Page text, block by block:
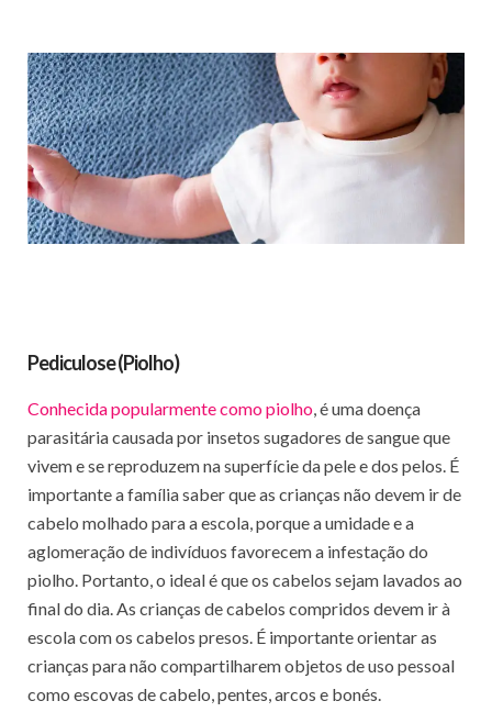
Pediculose (Piolho)
Conhecida popularmente como piolho, é uma doença
parasitária causada por insetos sugadores de sangue que
vivem e se reproduzem na superfície da pele e dos pelos. É
importante a família saber que as crianças não devem ir de
cabelo molhado para a escola, porque a umidade e a
aglomeração de indivíduos favorecem a infestação do
piolho. Portanto, o ideal é que os cabelos sejam lavados ao
final do dia. As crianças de cabelos compridos devem ir à
escola com os cabelos presos. É importante orientar as
crianças para não compartilharem objetos de uso pessoal
como escovas de cabelo, pentes, arcos e bonés.